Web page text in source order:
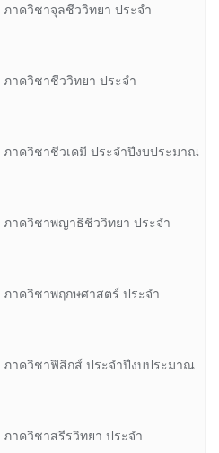
ภาควิชาจุลชีววิทยา ประจํา
ภาควิชาชีววิทยา ประจํา
ภาควิชาชีวเคมี ประจําปีงบประมาณ
ภาควิชาพญาธิชีววิทยา ประจํา
ภาควิชาพฤกษศาสตร์ ประจํา
ภาควิชาฟิสิกส์ ประจําปีงบประมาณ
ภาควิชาสรีรวิทยา ประจํา